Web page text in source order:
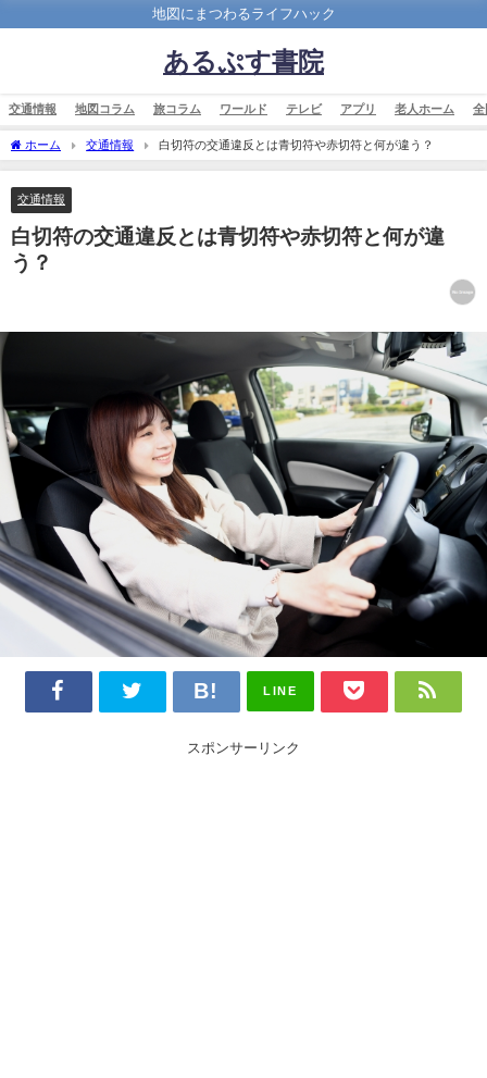
地図にまつわるライフハック
あるぷす書院
交通情報 地図コラム 旅コラム ワールド テレビ アプリ 老人ホーム 全
ホーム 交通情報 白切符の交通違反とは青切符や赤切符と何が違う？
交通情報
白切符の交通違反とは青切符や赤切符と何が違
う？
LINE
スポンサーリンク